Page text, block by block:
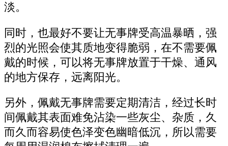
淡。
同时，也最好不要让无事牌受高温暴晒，强
烈的光照会使其质地变得脆弱，在不需要佩
戴的时候，可以将无事牌放置于干燥、通风
的地方保存，远离阳光。
另外，佩戴无事牌需要定期清洁，经过长时
间佩戴其表面难免沾染一些灰尘、杂质，久
而久而容易使色泽变色幽暗低沉，所以需要